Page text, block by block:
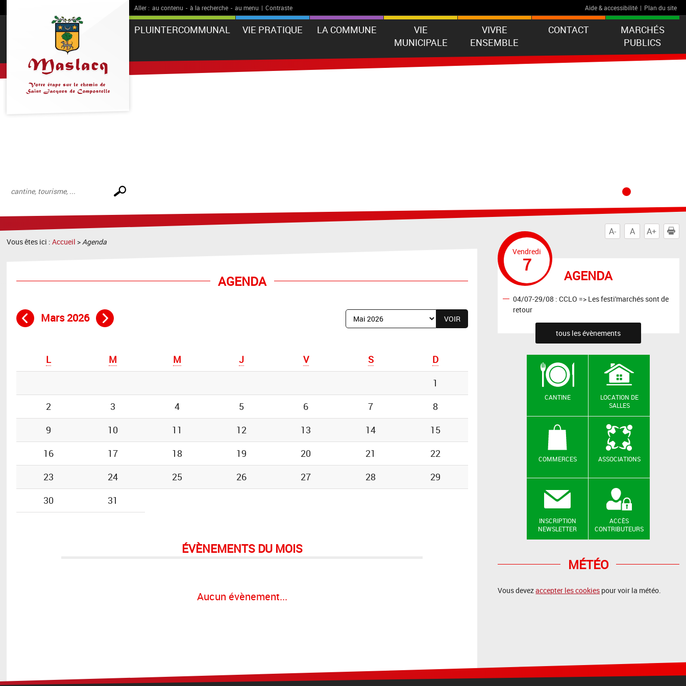
Aller : au contenu - à la recherche - au menu | Contraste Aide & accessibilité | Plan du site
PLUINTERCOMMUNAL VIE PRATIQUE LA COMMUNE
VIE
MUNICIPALE
VIVRE
ENSEMBLE
CONTACT
MARCHÉS
PUBLICS
Effectuer
A- A A+
Vous êtes ici :Accueil >Agenda
AGENDA
Mois précédent
Mars 2026
Mois suivant
Afficher
le
L M M J V S
D
1
2
3 4 5 6 7
8
9
10 11 12 13 14
15
16
17 18 19 20 21
22
23
24 25 26 27 28
29
30
31
ÉVÈNEMENTS DU MOIS
Aucun évènement...
AGENDA
Vendredi
7
04/07-29/08 : CCLO => Les festi'marchés sont de
retour
tous les évènements
CANTINE
LOCATION DE
SALLES
COMMERCES ASSOCIATIONS
INSCRIPTION
NEWSLETTER
ACCÈS
CONTRIBUTEURS
MÉTÉO
Vous devezaccepter les cookies pour voir la météo.